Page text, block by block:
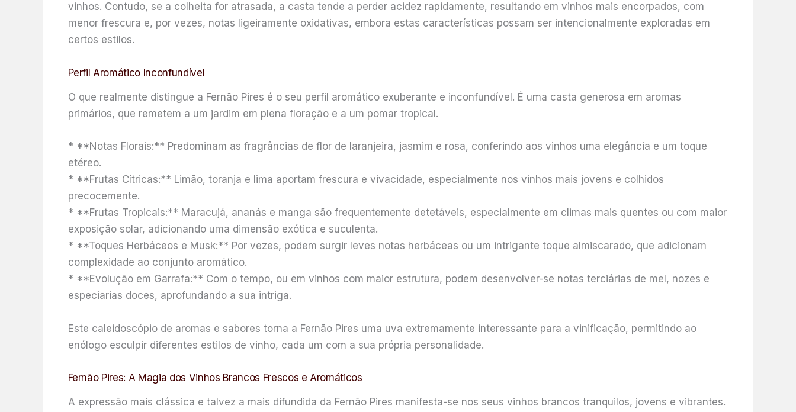
vinhos. Contudo, se a colheita for atrasada, a casta tende a perder acidez rapidamente, resultando em vinhos mais encorpados, com
menor frescura e, por vezes, notas ligeiramente oxidativas, embora estas características possam ser intencionalmente exploradas em
certos estilos.
Perfil Aromático Inconfundível
O que realmente distingue a Fernão Pires é o seu perfil aromático exuberante e inconfundível. É uma casta generosa em aromas
primários, que remetem a um jardim em plena floração e a um pomar tropical.
* **Notas Florais:** Predominam as fragrâncias de flor de laranjeira, jasmim e rosa, conferindo aos vinhos uma elegância e um toque
etéreo.
* **Frutas Cítricas:** Limão, toranja e lima aportam frescura e vivacidade, especialmente nos vinhos mais jovens e colhidos
precocemente.
* **Frutas Tropicais:** Maracujá, ananás e manga são frequentemente detetáveis, especialmente em climas mais quentes ou com maior
exposição solar, adicionando uma dimensão exótica e suculenta.
* **Toques Herbáceos e Musk:** Por vezes, podem surgir leves notas herbáceas ou um intrigante toque almiscarado, que adicionam
complexidade ao conjunto aromático.
* **Evolução em Garrafa:** Com o tempo, ou em vinhos com maior estrutura, podem desenvolver-se notas terciárias de mel, nozes e
especiarias doces, aprofundando a sua intriga.
Este caleidoscópio de aromas e sabores torna a Fernão Pires uma uva extremamente interessante para a vinificação, permitindo ao
enólogo esculpir diferentes estilos de vinho, cada um com a sua própria personalidade.
Fernão Pires: A Magia dos Vinhos Brancos Frescos e Aromáticos
A expressão mais clássica e talvez a mais difundida da Fernão Pires manifesta-se nos seus vinhos brancos tranquilos, jovens e vibrantes.